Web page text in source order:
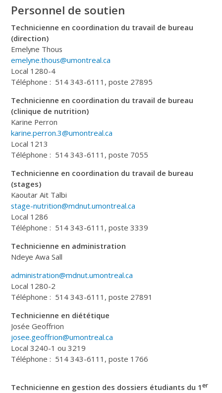
Personnel de soutien
Technicienne en coordination du travail de bureau
(direction)
Emelyne Thous
emelyne.thous@umontreal.ca
Local 1280-4
Téléphone : 514 343-6111, poste 27895
Technicienne en coordination du travail de bureau
(clinique de nutrition)
Karine Perron
karine.perron.3@umontreal.ca
Local 1213
Téléphone : 514 343-6111, poste 7055
Technicienne en coordination du travail de bureau
(stages)
Kaoutar Ait Talbi
stage-nutrition@mdnut.umontreal.ca
Local 1286
Téléphone : 514 343-6111, poste 3339
Technicienne en administration
Ndeye Awa Sall
administration@mdnut.umontreal.ca
Local 1280-2
Téléphone : 514 343-6111, poste 27891
Technicienne en diététique
Josée Geoffrion
josee.geoffrion@umontreal.ca
Local 3240-1 ou 3219
Téléphone : 514 343-6111, poste 1766
Technicienne en gestion des dossiers étudiants du 1er